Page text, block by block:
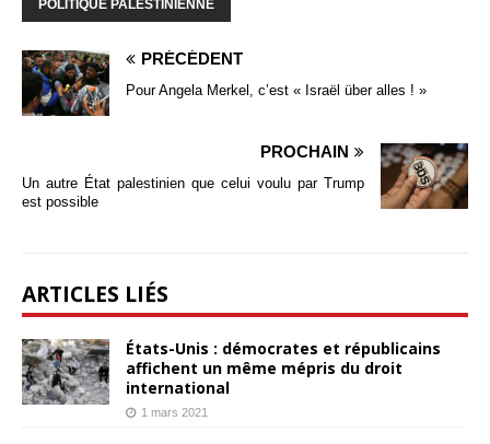
POLITIQUE PALESTINIENNE
PRÉCÉDENT
Pour Angela Merkel, c’est « Israël über alles ! »
PROCHAIN
Un autre État palestinien que celui voulu par Trump
est possible
ARTICLES LIÉS
États-Unis : démocrates et républicains
affichent un même mépris du droit
international
1 mars 2021